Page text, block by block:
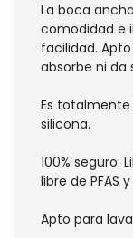
La boca
comodidad e
facilidad.
absorbe ni da
Es
silicona.
100% seguro:
libre de PFAS
Apto para